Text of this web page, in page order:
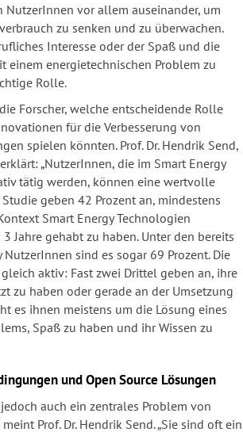
NutzerInnen vor allem auseinander, um
zu senken und zu überwachen.
Interesse oder der Spaß und die
einem energietechnischen Problem zu
Rolle.
Forscher, welche entscheidende Rolle
für die Verbesserung von
spielen könnten. Prof. Dr. Hendrik Send,
„NutzerInnen, die im Smart Energy
tätig werden, können eine wertvolle
Studie geben 42 Prozent an, mindestens
Smart Energy Technologien
Jahre gehabt zu haben. Unter den bereits
sind es sogar 69 Prozent. Die
aktiv: Fast zwei Drittel geben an, ihre
zu haben oder gerade an der Umsetzung
es ihnen meistens um die Lösung eines
Spaß zu haben und ihr Wissen zu
und Open Source Lösungen
auch ein zentrales Problem von
Prof. Dr. Hendrik Send. „Sie sind oft ein